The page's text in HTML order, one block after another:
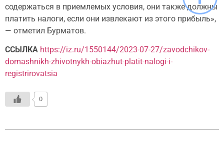
содержаться в приемлемых условия, они также должны
платить налоги, если они извлекают из этого прибыль»,
— отметил Бурматов.
ССЫЛКА https://iz.ru/1550144/2023-07-27/zavodchikov-
domashnikh-zhivotnykh-obiazhut-platit-nalogi-i-
registrirovatsia
0